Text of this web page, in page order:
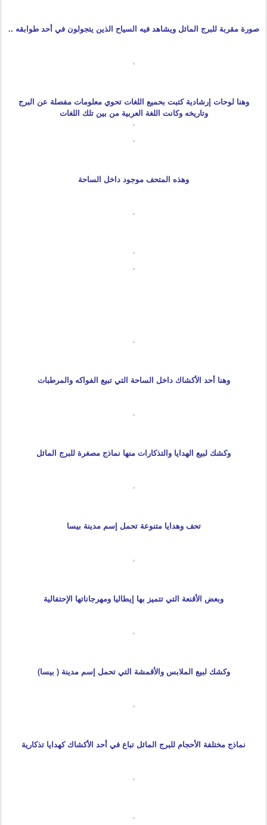
صورة مقربة للبرج المائل ويشاهد فيه السياح الذين يتجولون في أحد طوابقه ..
وهنا لوحات إرشادية كتبت بحميع اللغات تحوي معلومات مفصلة عن البرج
وتاريخه وكانت اللغة العربية من بين تلك اللغات
وهذه المتحف موجود داخل الساحة
وهنا أحد الأكشاك داخل الساحة التي تبيع الفواكه والمرطبات
وكشك لبيع الهدايا والتذكارات منها نماذج مصغرة للبرج المائل
تحف وهدايا متنوعة تحمل إسم مدينة بيسا
وبعض الأقنعة التي تتميز بها إيطاليا ومهرجاناتها الإحتفالية
وكشك لبيع الملابس والأقمشة التي تحمل إسم مدينة ( بيسا)
نماذج مختلفة الأحجام للبرج المائل تباع في أحد الأكشاك كهدايا تذكارية